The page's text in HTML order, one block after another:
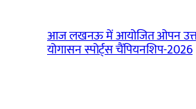
आज लखनऊ में आयोजित ओपन
योगासन स्पोर्ट्स चैंपियनशिप-2026